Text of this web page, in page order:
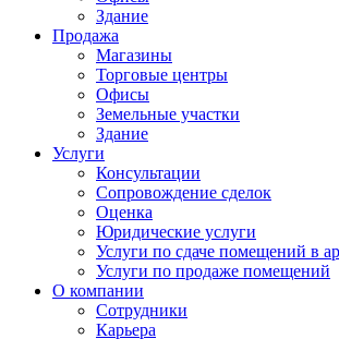
Здание
Продажа
Магазины
Торговые центры
Офисы
Земельные участки
Здание
Услуги
Консультации
Сопровождение сделок
Оценка
Юридические услуги
Услуги по сдаче помещений в
Услуги по продаже помещений
О компании
Сотрудники
Карьера